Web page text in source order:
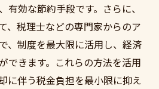
有効な節約手段です。さらに、
、税理士などの専門家からのア
、制度を最大限に活用し、経済
できます。これらの方法を活用
に伴う税金負担を最小限に抑え